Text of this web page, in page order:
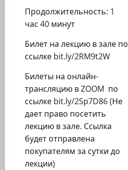
Продолжительность: 1
час 40 минут
Билет на лекцию в зале по
ссылке bit.ly/2RM9t2W
Билеты на онлайн-
трансляцию в ZOOM по
ссылке bit.ly/2Sp7D86 (Не
дает право посетить
лекцию в зале. Ссылка
будет отправлена
покупателям за сутки до
лекции)